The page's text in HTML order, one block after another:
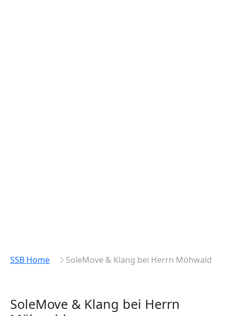
SSB Home SoleMove & Klang bei Herrn Möhwald
SoleMove & Klang bei Herrn